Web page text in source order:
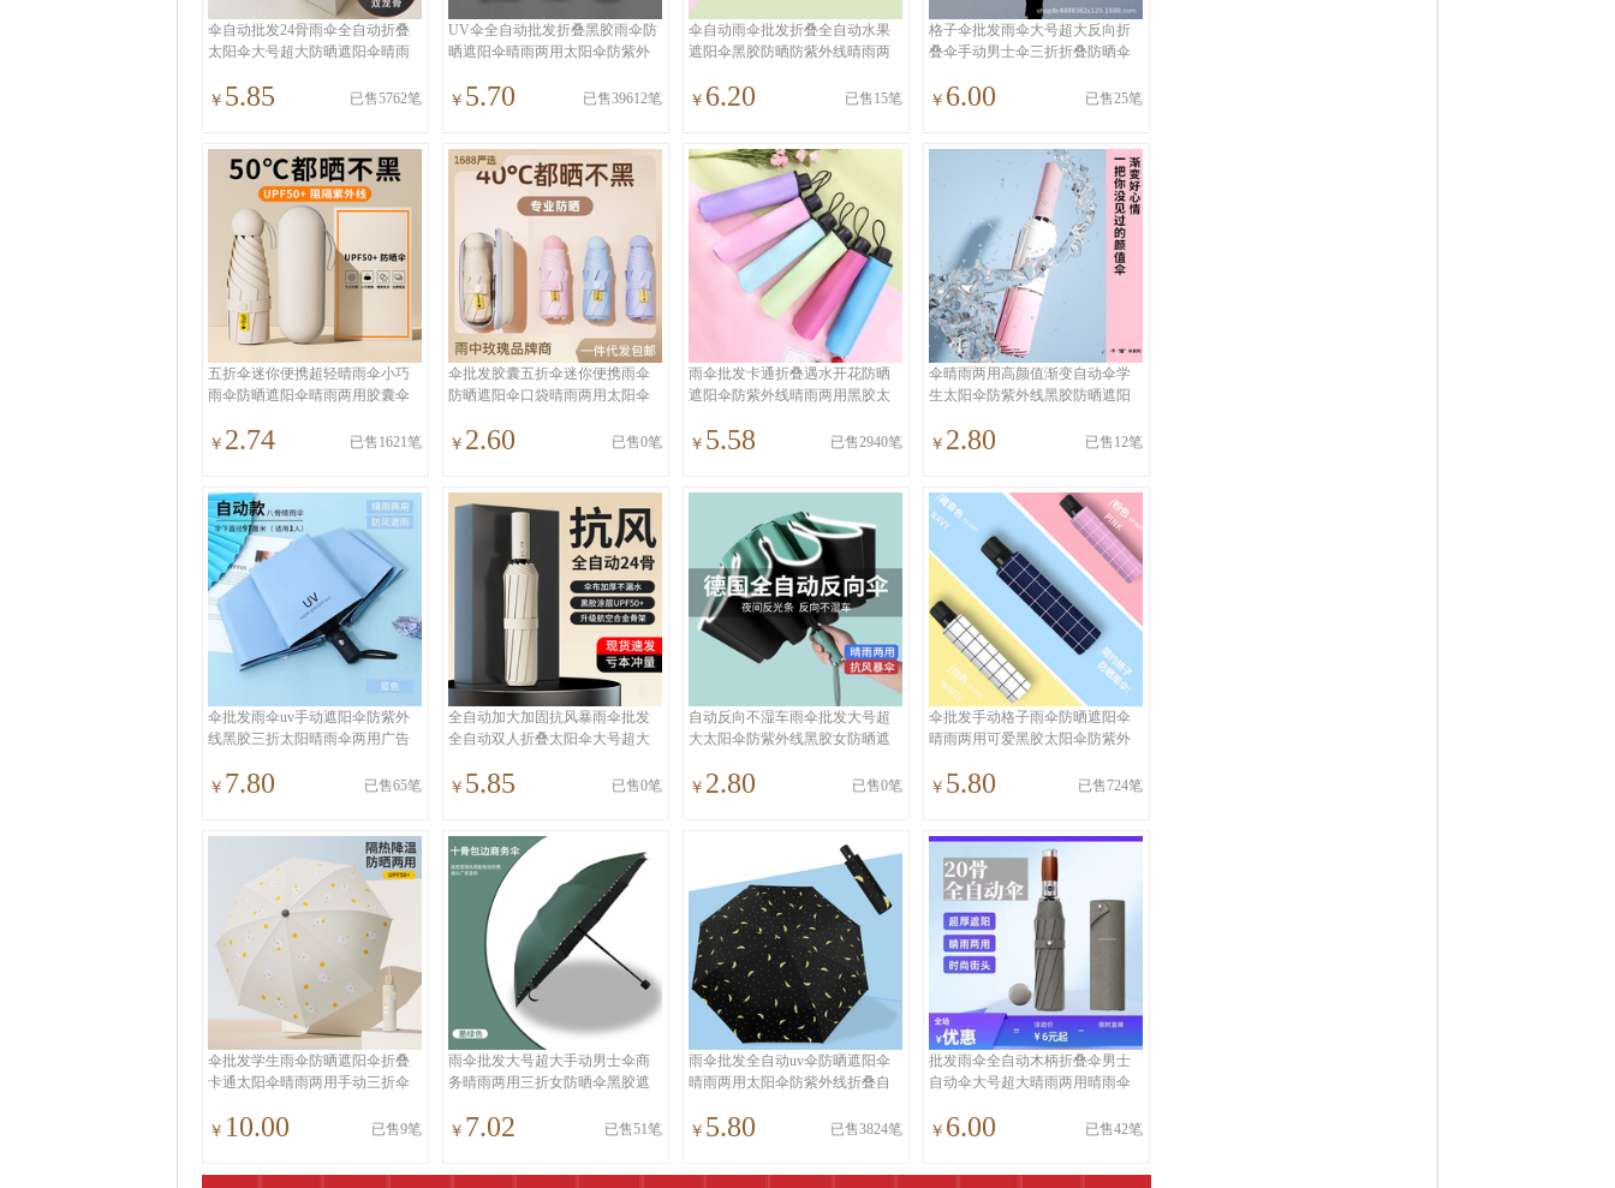
伞自动批发24骨雨伞全自动折叠
太阳伞大号超大防晒遮阳伞晴雨
￥ 5.85 已售5762笔
UV伞全自动批发折叠黑胶雨伞防
晒遮阳伞晴雨两用太阳伞防紫外
￥ 5.70 已售39612笔
伞自动雨伞批发折叠全自动水果
遮阳伞黑胶防晒防紫外线晴雨两
￥ 6.20 已售15笔
格子伞批发雨伞大号超大反向折
叠伞手动男士伞三折折叠防晒伞
￥ 6.00 已售25笔
五折伞迷你便携超轻晴雨伞小巧
雨伞防晒遮阳伞晴雨两用胶囊伞
￥ 2.74 已售1621笔
伞批发胶囊五折伞迷你便携雨伞
防晒遮阳伞口袋晴雨两用太阳伞
￥ 2.60 已售0笔
雨伞批发卡通折叠遇水开花防晒
遮阳伞防紫外线晴雨两用黑胶太
￥ 5.58 已售2940笔
伞晴雨两用高颜值渐变自动伞学
生太阳伞防紫外线黑胶防晒遮阳
￥ 2.80 已售12笔
伞批发雨伞uv手动遮阳伞防紫外
线黑胶三折太阳晴雨伞两用广告
￥ 7.80 已售65笔
全自动加大加固抗风暴雨伞批发
全自动双人折叠太阳伞大号超大
￥ 5.85 已售0笔
自动反向不湿车雨伞批发大号超
大太阳伞防紫外线黑胶女防晒遮
￥ 2.80 已售0笔
伞批发手动格子雨伞防晒遮阳伞
晴雨两用可爱黑胶太阳伞防紫外
￥ 5.80 已售724笔
伞批发学生雨伞防晒遮阳伞折叠
卡通太阳伞晴雨两用手动三折伞
￥ 10.00 已售9笔
雨伞批发大号超大手动男士伞商
务晴雨两用三折女防晒伞黑胶遮
￥ 7.02 已售51笔
雨伞批发全自动uv伞防晒遮阳伞
晴雨两用太阳伞防紫外线折叠自
￥ 5.80 已售3824笔
批发雨伞全自动木柄折叠伞男士
自动伞大号超大晴雨两用晴雨伞
￥ 6.00 已售42笔